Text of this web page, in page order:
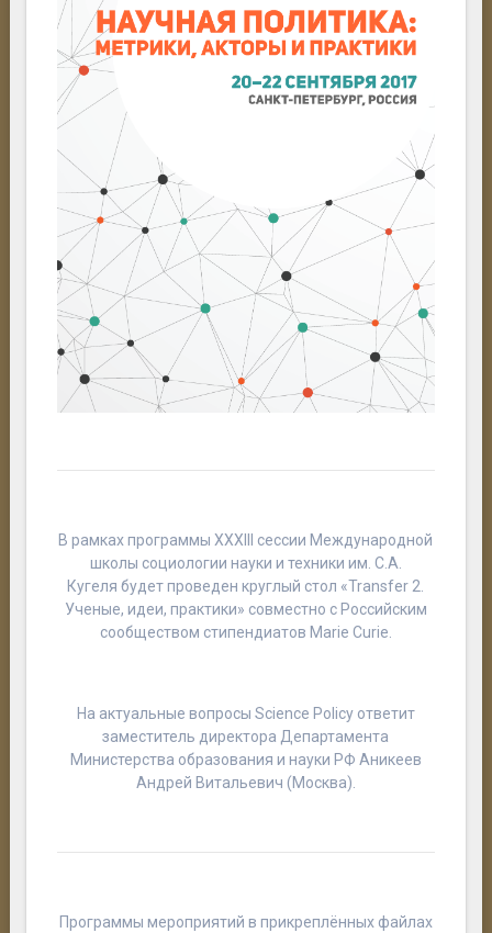
В рамках программыXXXIII сессии Международной
школы социологии науки и техники им. С.А.
Кугеля будет проведен круглый стол «Transfer 2.
Ученые, идеи, практики» совместно с Российским
сообществом стипендиатов Marie Curie.
На актуальные вопросы Science Policyответит
заместитель директораДепартамента
Министерства образования и науки РФ Аникеев
Андрей Витальевич (Москва).
Программы мероприятий в прикреплённых файлах